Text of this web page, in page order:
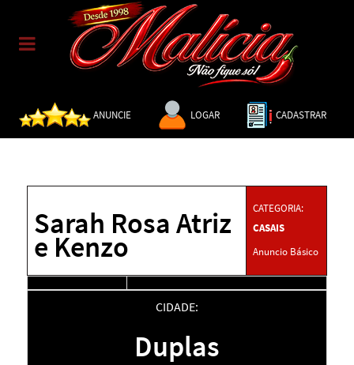
ANUNCIE LOGAR CADASTRAR
Sarah Rosa Atriz
e Kenzo
CATEGORIA:
CASAIS
Anuncio Básico
CIDADE:
Duplas